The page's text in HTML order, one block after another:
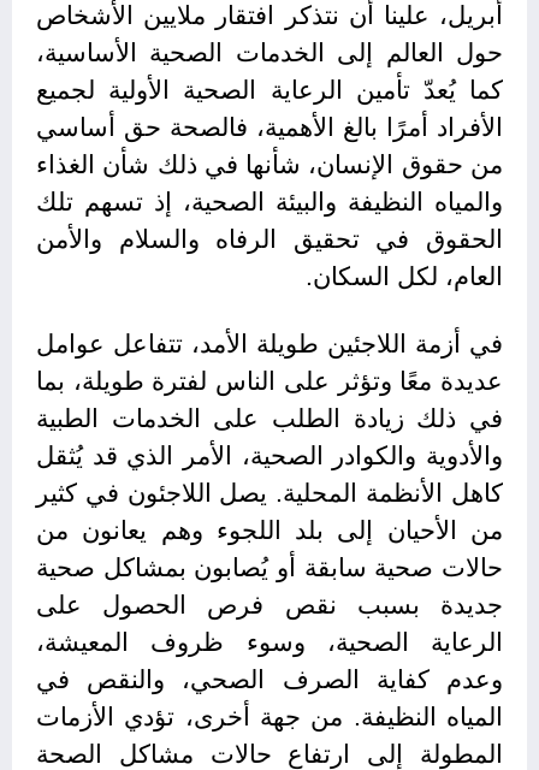
أبريل، علينا أن نتذكر افتقار ملايين الأشخاص
حول العالم إلى الخدمات الصحية الأساسية،
كما يُعدّ تأمين الرعاية الصحية الأولية لجميع
الأفراد أمرًا بالغ الأهمية، فالصحة حق أساسي
من حقوق الإنسان، شأنها في ذلك شأن الغذاء
والمياه النظيفة والبيئة الصحية، إذ تسهم تلك
الحقوق في تحقيق الرفاه والسلام والأمن
العام، لكل السكان.
في أزمة اللاجئين طويلة الأمد، تتفاعل عوامل
عديدة معًا وتؤثر على الناس لفترة طويلة، بما
في ذلك زيادة الطلب على الخدمات الطبية
والأدوية والكوادر الصحية، الأمر الذي قد يُثقل
كاهل الأنظمة المحلية. يصل اللاجئون في كثير
من الأحيان إلى بلد اللجوء وهم يعانون من
حالات صحية سابقة أو يُصابون بمشاكل صحية
جديدة بسبب نقص فرص الحصول على
الرعاية الصحية، وسوء ظروف المعيشة،
وعدم كفاية الصرف الصحي، والنقص في
المياه النظيفة. من جهة أخرى، تؤدي الأزمات
المطولة إلى ارتفاع حالات مشاكل الصحة